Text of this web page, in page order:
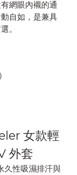
網眼內襯的通
自如，是兼具
。
女款輕
外套
久性吸濕排汗與